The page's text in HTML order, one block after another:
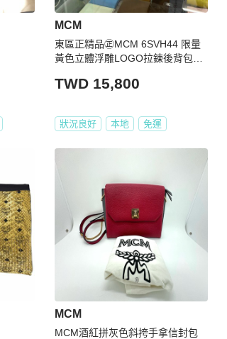
MCM
東區正精品㊣MCM 6SVH44 限量
黃色立體浮雕LOGO拉鍊後背包小
TWD 15,800
狀況良好 本地 免運
MCM
MCM酒紅拼灰色斜挎手拿信封包